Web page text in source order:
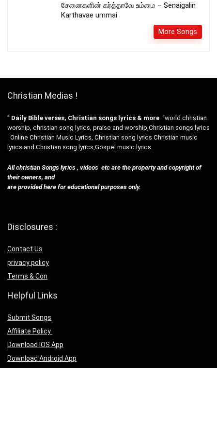
சேனைகளின் கர்த்தாவே உம்மை – Senaigalin
Karthavae ummai
More Songs
Christian Medias !
” Daily Bible verses, Christian songs lyrics & more “world christian
worship, christian song lyrics, praise and worship,Christian songs lyrics
. Online Christian Music Lyrics, Christian song lyrics Christian music
lyrics and Christian song lyrics,Gospel music lyrics.
All christian Songs lyrics , videos etc are the property and copyright of
their owners, and
are provided here for educational purposes only.
Disclosures :
Contact Us
privacy policy
Terms & Con
Helpful Links
Submit Songs
Affiliate Policy
Download IOS App
Download Android App